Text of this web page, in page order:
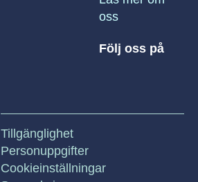
oss
Följ oss på
Tillgänglighet
Personuppgifter
Cookieinställningar